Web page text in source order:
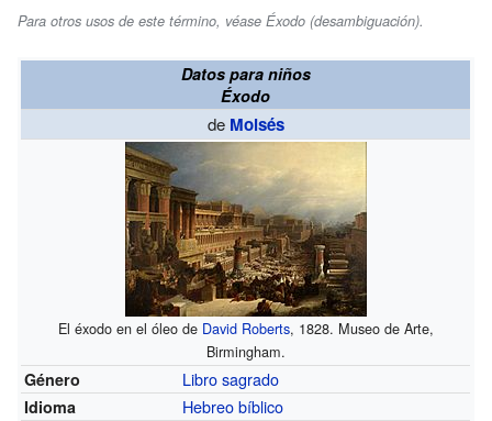
Para otros usos de este término, véase Éxodo (desambiguación).
Datos para niños
Éxodo
de Moisés
El éxodo en el óleo de David Roberts, 1828. Museo de Arte,
Birmingham.
Género Libro sagrado
Idioma Hebreo bíblico